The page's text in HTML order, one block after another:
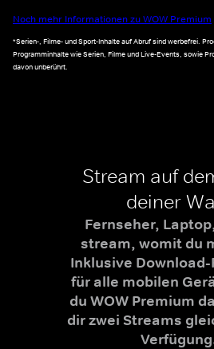
Noch mehr Informationen zu WOW Premium
*Serien-, Filme- und Sport-Inhalte auf Abruf sind werbefrei.
Programminhalte wie Serien, Filme und Live-Events, sowie
davon unberührt.
Stream auf
deiner
Fernseher,
stream, womit du
Inklusive
für alle mobilen
du WOW Premium
dir zwei Streams